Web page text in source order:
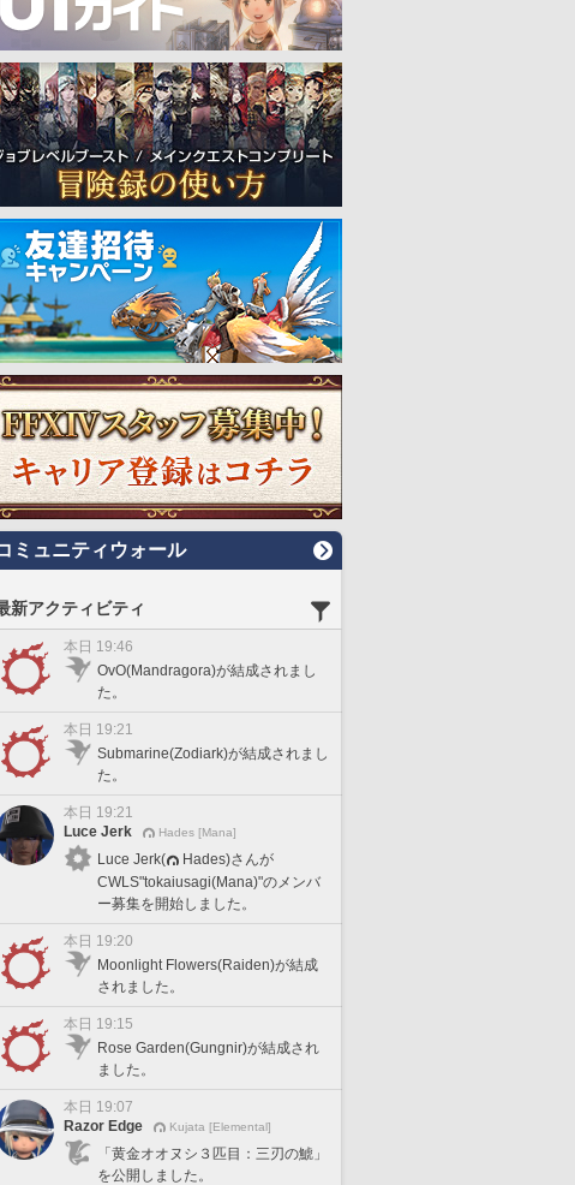
ミュニティウォール
新アクティビティ
本日 19:46
OvO(Mandragora)が結成されまし
た。
本日 19:21
Submarine(Zodiark)が結成されまし
た。
本日 19:21
Luce Jerk
Hades [Mana]
Luce Jerk(
Hades)さんが
CWLS"tokaiusagi(Mana)"のメンバ
ー募集を開始しました。
本日 19:20
Moonlight Flowers(Raiden)が結成
されました。
本日 19:15
Rose Garden(Gungnir)が結成され
ました。
本日 19:07
Razor Edge
Kujata [Elemental]
「黄金オオヌシ３匹目：三刃の鯱」
を公開しました。